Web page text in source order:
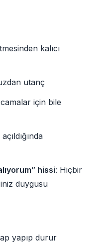
kalıcı
utanç
için bile
hissi: Hiçbir
duygusu
yapıp durur